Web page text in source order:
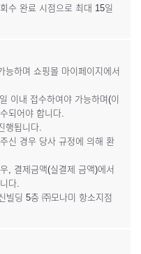
수 완료 시점으로 최대 15일
능하며 쇼핑몰 마이페이지에서
이내 접수하여야 가능하며(이
되어야 합니다.
행됩니다.
신 경우 당사 규정에 의해 환
, 결제금액(실결제 금액)에서
다.
빌딩 5층 ㈜모나미 항소지점